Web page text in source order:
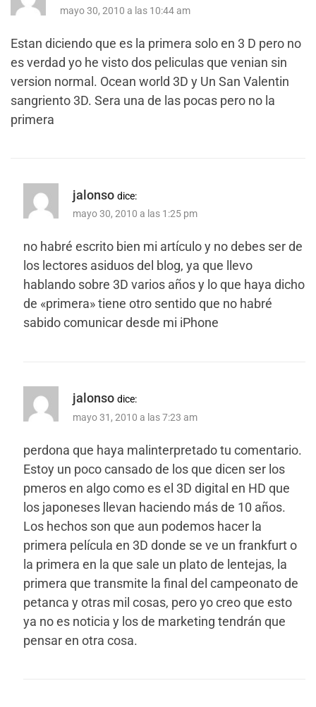
mayo 30, 2010 a las 10:44 am
Estan diciendo que es la primera solo en 3 D pero no
es verdad yo he visto dos peliculas que venian sin
version normal. Ocean world 3D y Un San Valentin
sangriento 3D. Sera una de las pocas pero no la
primera
jalonso dice:
mayo 30, 2010 a las 1:25 pm
no habré escrito bien mi artículo y no debes ser de
los lectores asiduos del blog, ya que llevo
hablando sobre 3D varios años y lo que haya dicho
de «primera» tiene otro sentido que no habré
sabido comunicar desde mi iPhone
jalonso dice:
mayo 31, 2010 a las 7:23 am
perdona que haya malinterpretado tu comentario.
Estoy un poco cansado de los que dicen ser los
pmeros en algo como es el 3D digital en HD que
los japoneses llevan haciendo más de 10 años.
Los hechos son que aun podemos hacer la
primera película en 3D donde se ve un frankfurt o
la primera en la que sale un plato de lentejas, la
primera que transmite la final del campeonato de
petanca y otras mil cosas, pero yo creo que esto
ya no es noticia y los de marketing tendrán que
pensar en otra cosa.